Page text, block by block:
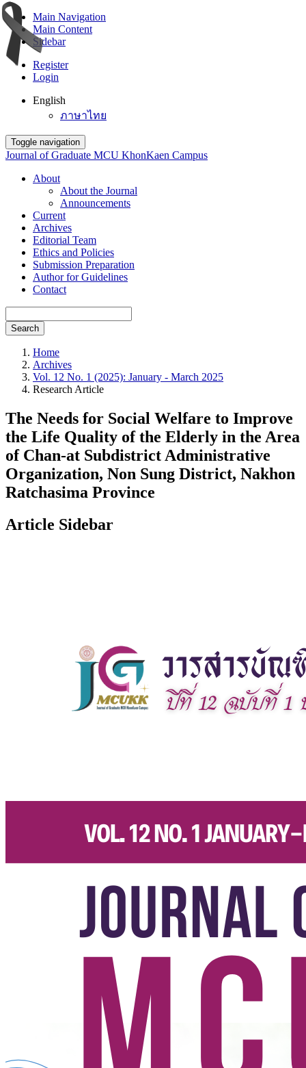
Main Navigation
Main Content
Sidebar
Register
Login
English
ภาษาไทย
Toggle navigation
Journal of Graduate MCU KhonKaen Campus
About
About the Journal
Announcements
Current
Archives
Editorial Team
Ethics and Policies
Submission Preparation
Author for Guidelines
Contact
Search
Home
Archives
Vol. 12 No. 1 (2025): January - March 2025
Research Article
The Needs for Social Welfare to Improve
the Life Quality of the Elderly in the Area
of Chan-at Subdistrict Administrative
Organization, Non Sung District, Nakhon
Ratchasima Province
Article Sidebar